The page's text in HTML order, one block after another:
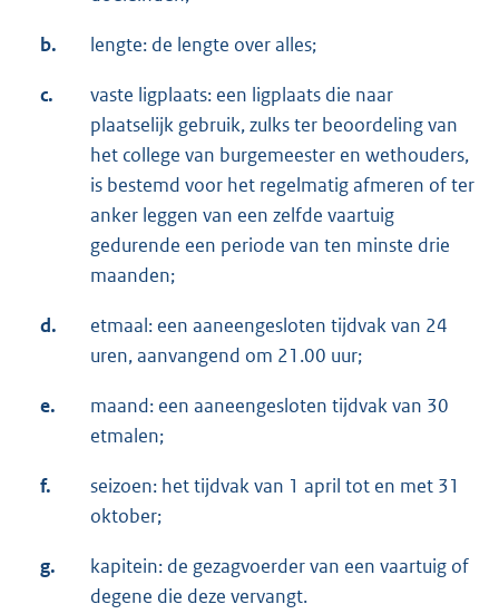
b. lengte: de lengte over alles;
c.
vaste ligplaats: een ligplaats die naar
plaatselijk gebruik, zulks ter beoordeling van
het college van burge­meester en wethouders,
is bestemd voor het regelmatig afmeren of ter
anker leggen van een zelfde vaartuig
gedurende een periode van ten minste drie
maanden;
d.
etmaal: een aaneengesloten tijdvak van 24
uren, aanvan­gend om 21.00 uur;
e.
maand: een aaneengesloten tijdvak van 30
etmalen;
f.
seizoen: het tijdvak van 1 april tot en met 31
oktober;
g.
kapitein: de gezagvoerder van een vaartuig of
degene die deze vervangt.